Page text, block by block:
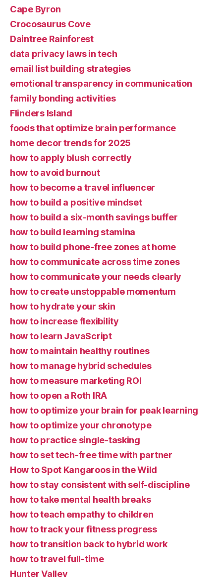
Cape Byron
Crocosaurus Cove
Daintree Rainforest
data privacy laws in tech
email list building strategies
emotional transparency in communication
family bonding activities
Flinders Island
foods that optimize brain performance
home decor trends for 2025
how to apply blush correctly
how to avoid burnout
how to become a travel influencer
how to build a positive mindset
how to build a six-month savings buffer
how to build learning stamina
how to build phone-free zones at home
how to communicate across time zones
how to communicate your needs clearly
how to create unstoppable momentum
how to hydrate your skin
how to increase flexibility
how to learn JavaScript
how to maintain healthy routines
how to manage hybrid schedules
how to measure marketing ROI
how to open a Roth IRA
how to optimize your brain for peak learning
how to optimize your chronotype
how to practice single-tasking
how to set tech-free time with partner
How to Spot Kangaroos in the Wild
how to stay consistent with self-discipline
how to take mental health breaks
how to teach empathy to children
how to track your fitness progress
how to transition back to hybrid work
how to travel full-time
Hunter Valley